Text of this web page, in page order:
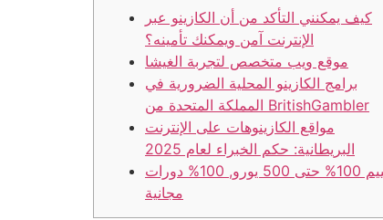
كيف يمكنني التأكد من أن الكازينو عبر
الإنترنت آمن ويمكنك تأمينه؟
موقع ويب متخصص لتجربة الغيشا
برامج الكازينو المحلية الضرورية في
المملكة المتحدة من BritishGambler
مواقع الكازينوهات على الإنترنت
البريطانية: حكم الخبراء لعام 2025
تقييم 100% حتى 500 يورو, 100% دورات
مجانية